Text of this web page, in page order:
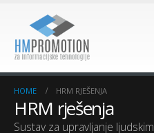
HOME HRM RJEŠENJA
HRM rješenja
Sustav za upravljanje